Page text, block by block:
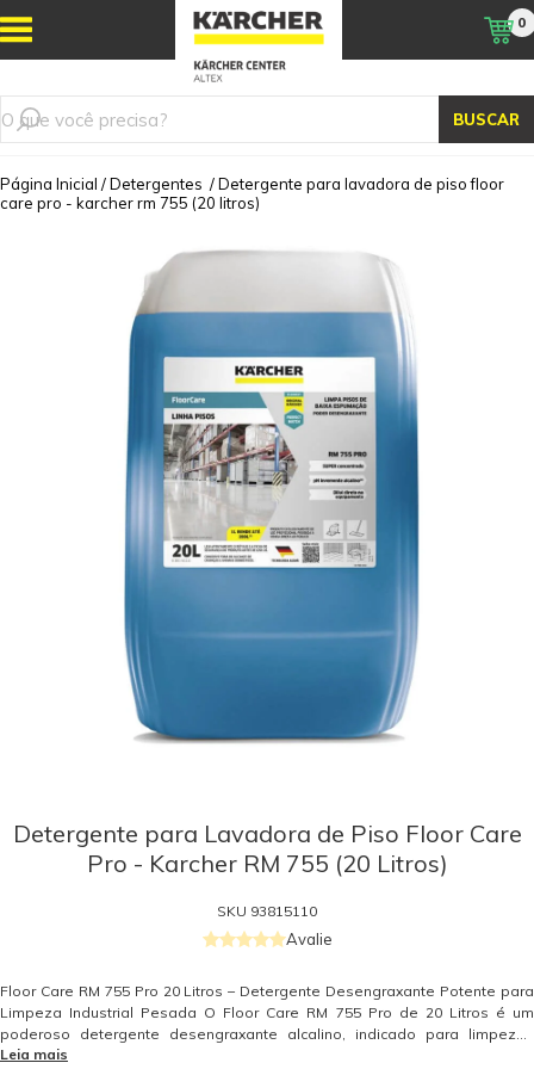
BUSCAR
0
Página Inicial /Detergentes /Detergente para lavadora de piso floor
care pro - karcher rm 755 (20 litros)
Detergente para Lavadora de Piso Floor Care
Pro - Karcher RM 755 (20 Litros)
SKU 93815110
Avalie
Floor Care RM 755 Pro 20 Litros – Detergente Desengraxante Potente para
Limpeza Industrial Pesada O Floor Care RM 755 Pro de 20 Litros é um
poderoso detergente desengraxante alcalino, indicado para limpezas
pesadas em ambientes industriais e comerciais exigentes. Ideal para
Leia mais